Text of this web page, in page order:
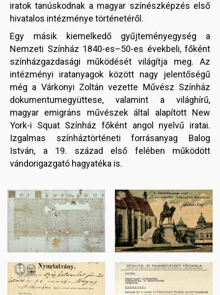
iratok tanúskodnak a magyar színészképzés első
hivatalos intézménye történetéről.
Egy másik kiemelkedő gyűjteményegység a
Nemzeti Színház 1840-es–50-es évekbeli, főként
színházgazdasági működését világítja meg. Az
intézményi iratanyagok között nagy jelentőségű
még a Várkonyi Zoltán vezette Művész Színház
dokumentumegyüttese, valamint a világhírű,
magyar emigráns művészek által alapított New
York-i Squat Színház főként angol nyelvű iratai.
Izgalmas színháztörténeti forrásanyag Balog
István, a 19. század első felében működött
vándorigazgató hagyatéka is.
Image Image
Image Image